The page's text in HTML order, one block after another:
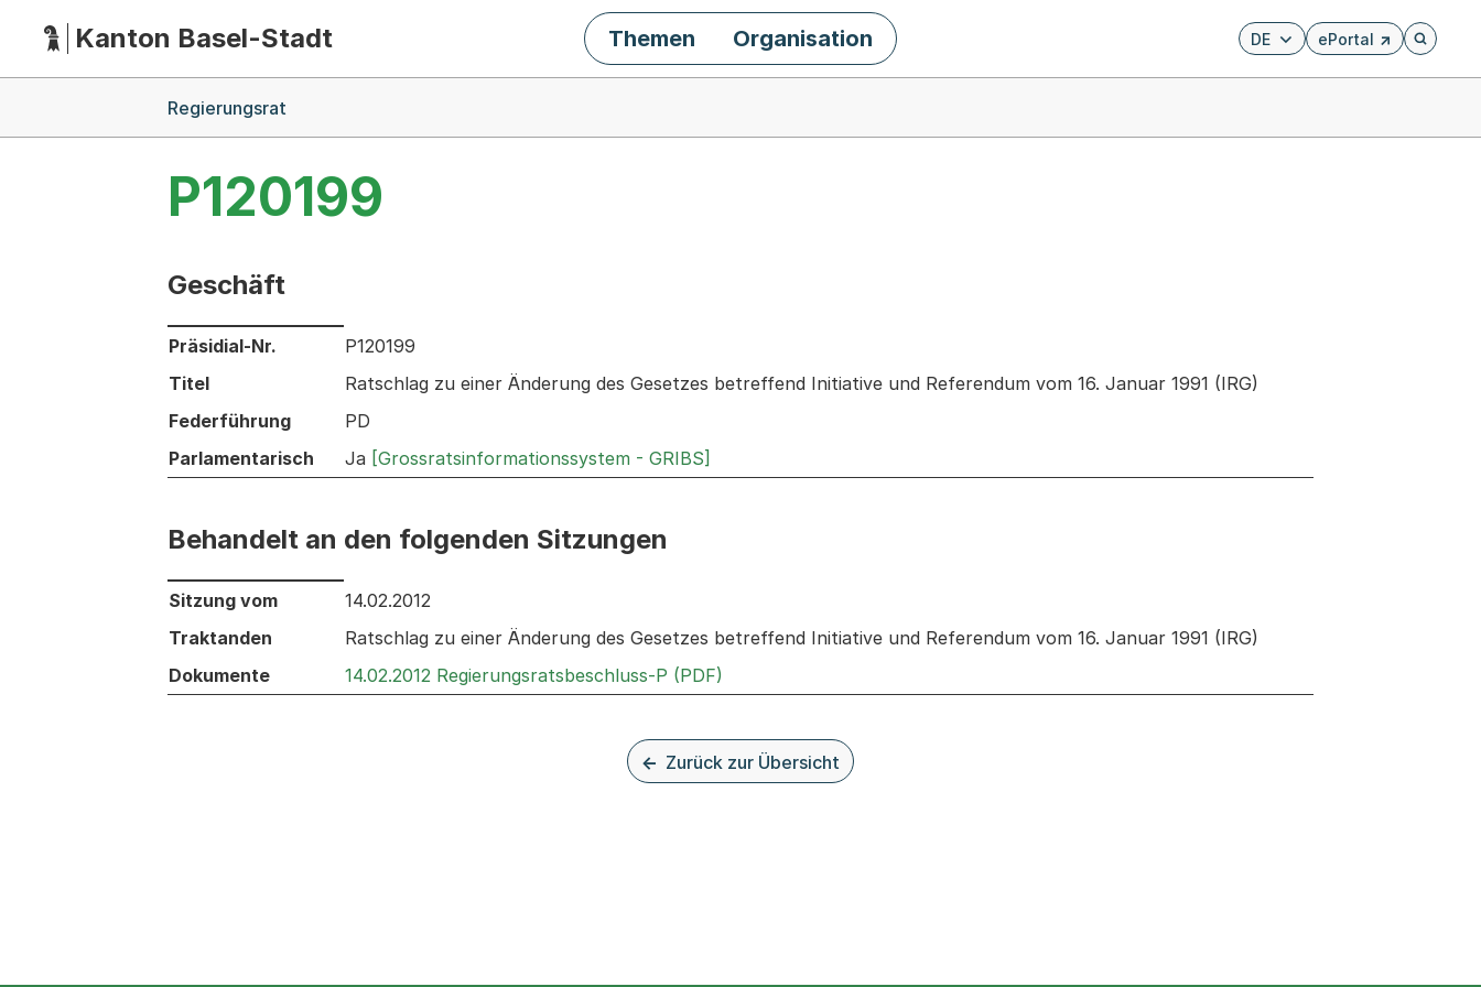
HauptnavigationKanton Basel-Stadt DE ePortal
Externer Link, wird in
Öffnet
Themen Organisation
Regierungsrat
P120199
Geschäft
Informationen zum Ausgewählten Geschäft
Präsidial-Nr.
P120199
Titel
Ratschlag zu einer Änderung des Gesetzes betreffend Initiative und Referendum vom 16. Januar 1991 (IRG)
Federführung
PD
Parlamentarisch
Ja [Grossratsinformationssystem - GRIBS]
Behandelt an den folgenden Sitzungen
Behandelt an den folgenden Sitzungen: Informationen zu den Sitzungen zum Geschäft
Sitzung vom
14.02.2012
Traktanden
Ratschlag zu einer Änderung des Gesetzes betreffend Initiative und Referendum vom 16. Januar 1991 (IRG)
Dokumente
14.02.2012 Regierungsratsbeschluss-P (PDF)
Zurück zur Übersicht